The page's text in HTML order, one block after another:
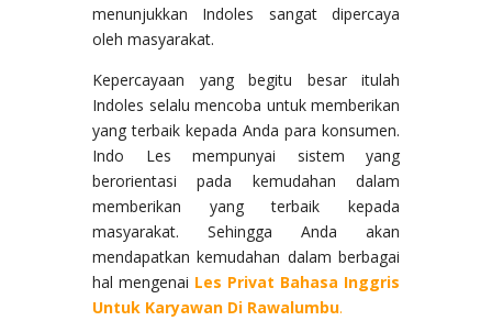
menunjukkan Indoles sangat dipercaya
oleh masyarakat.
Kepercayaan yang begitu besar itulah
Indoles selalu mencoba untuk memberikan
yang terbaik kepada Anda para konsumen.
Indo Les mempunyai sistem yang
berorientasi pada kemudahan dalam
memberikan yang terbaik kepada
masyarakat. Sehingga Anda akan
mendapatkan kemudahan dalam berbagai
hal mengenai Les Privat Bahasa Inggris
Untuk Karyawan Di Rawalumbu.